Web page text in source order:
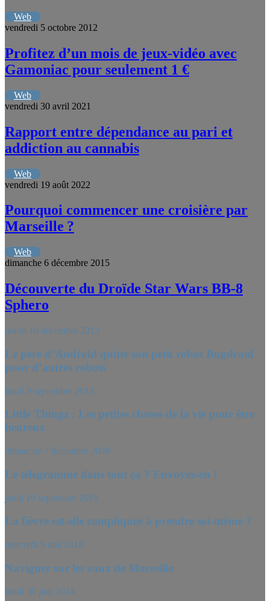
Web
vendredi 5 octobre 2012
Profitez d’un mois de jeux-vidéo avec
Gamoniac pour seulement 1 €
Web
vendredi 30 avril 2021
Rapport entre dépendance au pari et
addiction au cannabis
Web
vendredi 19 août 2022
Pourquoi commencer une croisière par
Marseille ?
Web
dimanche 6 décembre 2015
Découverte du Droïde Star Wars BB-8
Sphero
mardi 10 décembre 2013
Le père d’Android quitte son petit robot Bugdroid
pour d’autres robots
lundi 9 septembre 2013
Little Thingz : Les petites choses de la vie pour être
heureux
dimanche 7 décembre 2008
Le télégramme dans tout ça ? Envoyez-en !
jeudi 19 septembre 2019
La fièvre est-elle compliquée à prendre soi-même ?
mercredi 9 mai 2018
Naviguer sur les eaux de Marseille
lundi 30 juin 2014